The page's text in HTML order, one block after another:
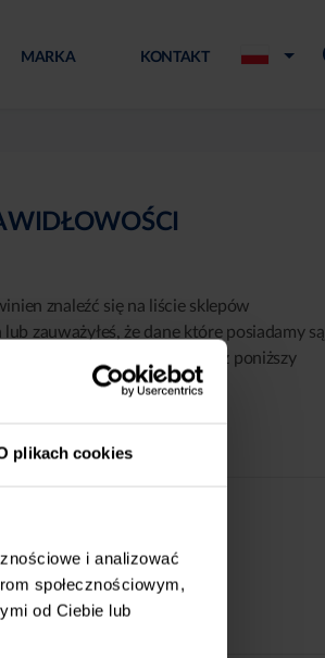
plikach cookies
i analizować
społecznościowym,
od Ciebie lub
MARKA KONTAKT
znaleźć się na liście sklepów
zauważyłeś, że dane które posiadamy są
zgłosić nam ten fakt przez poniższy